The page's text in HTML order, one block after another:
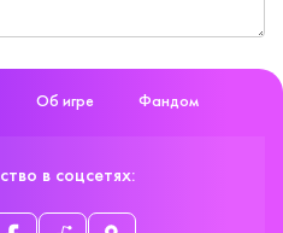
Об игре Фандом
в соцсетях: